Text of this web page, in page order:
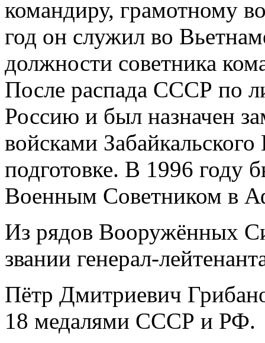
командиру, грамотному
год он служил во
должности советника
После распада СССР по
Россию и был назначен
войсками
подготовке. В 1996 году
Военным Советником в
Из рядов Вооружённых
звании генерал-
Пётр Дмитриевич
18 медалями СССР и РФ.